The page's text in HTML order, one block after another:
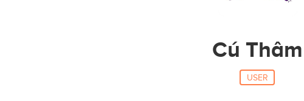
Cú Thâm
USER